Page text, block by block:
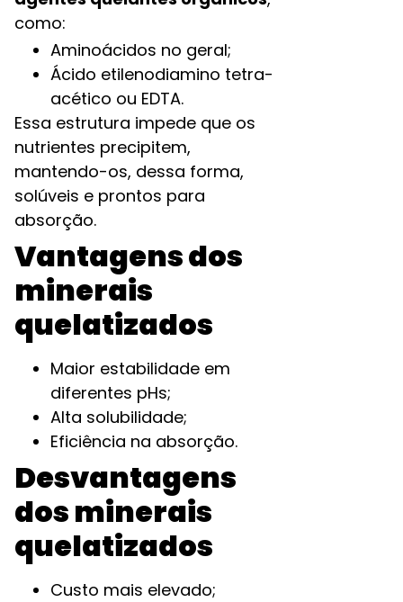
como:
Aminoácidos no geral;
Ácido etilenodiamino tetra-
acético ou EDTA.
Essa estrutura impede que os
nutrientes precipitem,
mantendo-os, dessa forma,
solúveis e prontos para
absorção.
Vantagens dos
minerais
quelatizados
Maior estabilidade em
diferentes pHs;
Alta solubilidade;
Eficiência na absorção.
Desvantagens
dos minerais
quelatizados
Custo mais elevado;